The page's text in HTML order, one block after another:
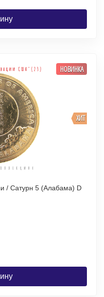
ХИТ
НОВИНКА
/ Сатурн 5 (Алабама) D